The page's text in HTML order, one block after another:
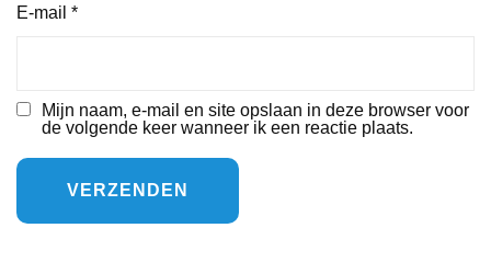
E-mail *
Mijn naam, e-mail en site opslaan in deze browser voor
de volgende keer wanneer ik een reactie plaats.